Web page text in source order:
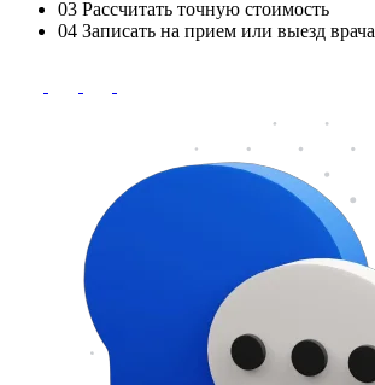
03 Рассчитать точную стоимость
04 Записать на прием или выезд врача